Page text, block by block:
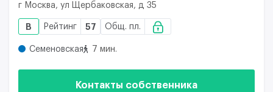
г Москва, ул Щербаковская, д 35
B Рейтинг 57 Общ. пл.
Семеновская 7 мин.
Контакты собственника